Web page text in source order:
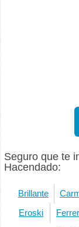
Seguro que te
Hacendado:
Brillante
Eroski Ferrer